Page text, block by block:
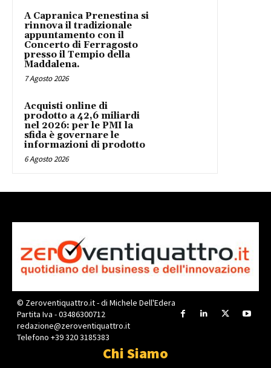
A Capranica Prenestina si
rinnova il tradizionale
appuntamento con il
Concerto di Ferragosto
presso il Tempio della
Maddalena.
7 Agosto 2026
Acquisti online di
prodotto a 42,6 miliardi
nel 2026: per le PMI la
sfida è governare le
informazioni di prodotto
6 Agosto 2026
© Zeroventiquattro.it - di Michele Dell'Edera
Partita Iva - 03486300712
redazione@zeroventiquattro.it
Telefono +39 320 3185383
Chi Siamo